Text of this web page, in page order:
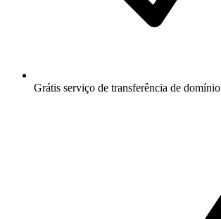
Grátis serviço de transferência de domínio